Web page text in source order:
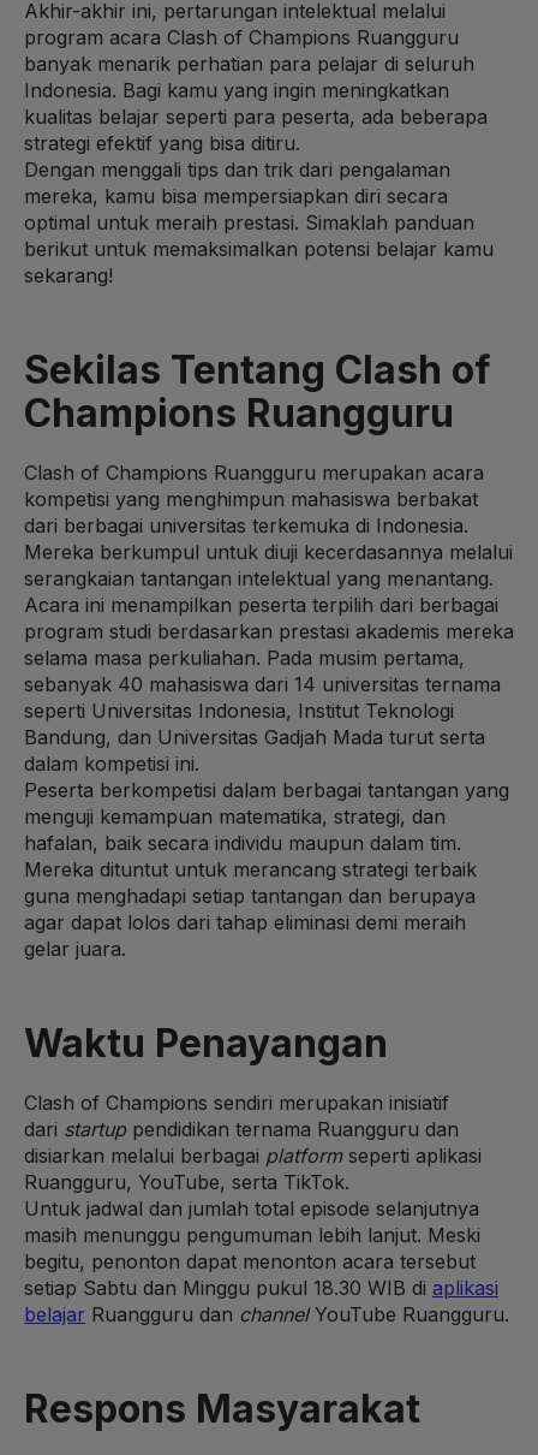
Akhir-akhir ini, pertarungan intelektual melalui
program acara Clash of Champions Ruangguru
banyak menarik perhatian para pelajar di seluruh
Indonesia. Bagi kamu yang ingin meningkatkan
kualitas belajar seperti para peserta, ada beberapa
strategi efektif yang bisa ditiru.
Dengan menggali tips dan trik dari pengalaman
mereka, kamu bisa mempersiapkan diri secara
optimal untuk meraih prestasi. Simaklah panduan
berikut untuk memaksimalkan potensi belajar kamu
sekarang!
Sekilas Tentang Clash of
Champions Ruangguru
Clash of Champions Ruangguru merupakan acara
kompetisi yang menghimpun mahasiswa berbakat
dari berbagai universitas terkemuka di Indonesia.
Mereka berkumpul untuk diuji kecerdasannya melalui
serangkaian tantangan intelektual yang menantang.
Acara ini menampilkan peserta terpilih dari berbagai
program studi berdasarkan prestasi akademis mereka
selama masa perkuliahan. Pada musim pertama,
sebanyak 40 mahasiswa dari 14 universitas ternama
seperti Universitas Indonesia, Institut Teknologi
Bandung, dan Universitas Gadjah Mada turut serta
dalam kompetisi ini.
Peserta berkompetisi dalam berbagai tantangan yang
menguji kemampuan matematika, strategi, dan
hafalan, baik secara individu maupun dalam tim.
Mereka dituntut untuk merancang strategi terbaik
guna menghadapi setiap tantangan dan berupaya
agar dapat lolos dari tahap eliminasi demi meraih
gelar juara.
Waktu Penayangan
Clash of Champions sendiri merupakan inisiatif
dari startup pendidikan ternama Ruangguru dan
disiarkan melalui berbagai platformseperti aplikasi
Ruangguru, YouTube, serta TikTok.
Untuk jadwal dan jumlah total episode selanjutnya
masih menunggu pengumuman lebih lanjut. Meski
begitu, penonton dapat menonton acara tersebut
setiap Sabtu dan Minggu pukul 18.30 WIB di aplikasi
belajar Ruangguru dan channelYouTube Ruangguru.
Respons Masyarakat